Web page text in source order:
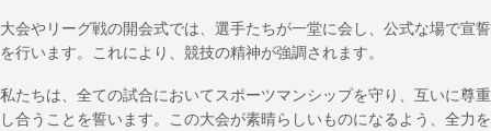
大会やリーグ戦の開会式では、選手たちが一堂に会し、公式な場で宣誓
を行います。これにより、競技の精神が強調されます。
私たちは、全ての試合においてスポーツマンシップを守り、互いに尊重
し合うことを誓います。この大会が素晴らしいものになるよう、全力を